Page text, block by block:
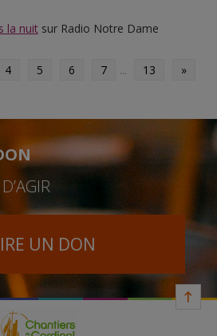
la nuit sur Radio Notre Dame
4 5 6 7 ... 13 »
UN DON